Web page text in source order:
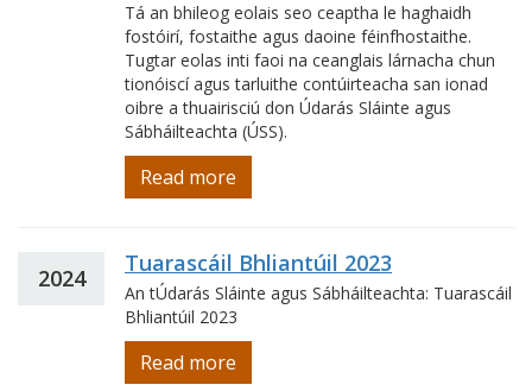
Tá an bhileog eolais seo ceaptha le haghaidh
fostóirí, fostaithe agus daoine féinfhostaithe.
Tugtar eolas inti faoi na ceanglais lárnacha chun
tionóiscí agus tarluithe contúirteacha san ionad
oibre a thuairisciú don Údarás Sláinte agus
Sábháilteachta (ÚSS).
Read more
2024
Tuarascáil Bhliantúil 2023
An tÚdarás Sláinte agus Sábháilteachta: Tuarascáil
Bhliantúil 2023
Read more